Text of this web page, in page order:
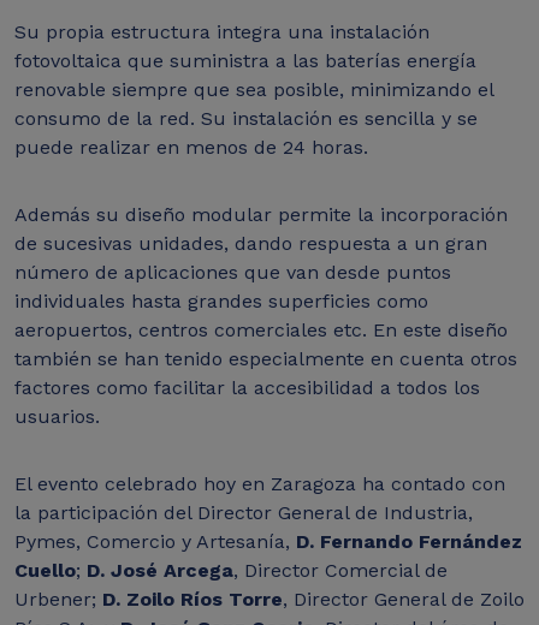
Su propia estructura integra una instalación
fotovoltaica que suministra a las baterías energía
renovable siempre que sea posible, minimizando el
consumo de la red. Su instalación es sencilla y se
puede realizar en menos de 24 horas.
Además su diseño modular permite la incorporación
de sucesivas unidades, dando respuesta a un gran
número de aplicaciones que van desde puntos
individuales hasta grandes superficies como
aeropuertos, centros comerciales etc. En este diseño
también se han tenido especialmente en cuenta otros
factores como facilitar la accesibilidad a todos los
usuarios.
El evento celebrado hoy en Zaragoza ha contado con
la participación del Director General de Industria,
Pymes, Comercio y Artesanía, D. Fernando Fernández
Cuello; D. José Arcega, Director Comercial de
Urbener; D. Zoilo Ríos Torre, Director General de Zoilo